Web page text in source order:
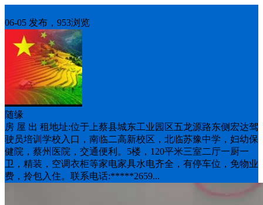
06-05 发布，953浏览
随缘
房 屋 出 租地址:位于上蔡县城东工业园区五龙源路东侧宏达驾
驶员培训学校入口，南临二高新校区，北临苏豫中学，妇幼保
健院，蔡州医院，交通便利。5楼，120平米三室二厅一厨一
卫，精装，空调衣柜等家电家具水电齐全，有停车位，免物业
费，拎包入住。联系电话:*****2659...